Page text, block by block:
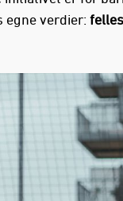
verdier: